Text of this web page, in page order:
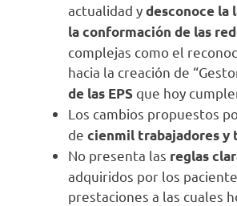
actualidad ydesconoce la
la conformación de las
complejas como el
hacia la creación de
de las EPS que hoy
Los cambios propuestos
decienmil trabajadores y
No presenta las reglas
adquiridos por los
prestaciones a las cuales